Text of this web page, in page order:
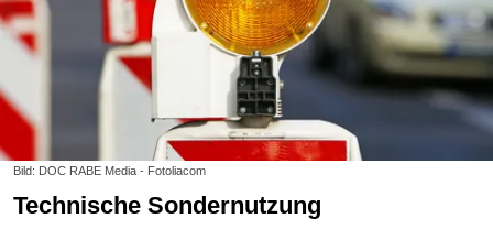
Bild: DOC RABE Media - Fotoliacom
Technische Sondernutzung